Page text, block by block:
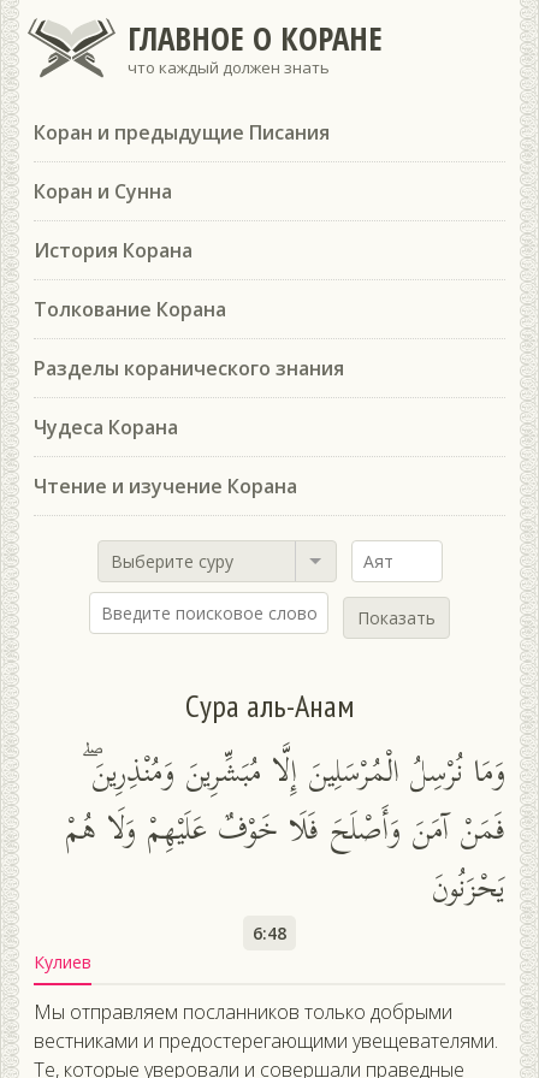
ГЛАВНОЕ О КОРАНЕ
что каждый должен знать
Коран и предыдущие Писания
Коран и Сунна
История Корана
Толкование Корана
Разделы коранического знания
Чудеса Корана
Чтение и изучение Корана
Выберите суру
Показать
Сура аль-Анам
وَمَا نُرْسِلُ الْمُرْسَلِينَ إِلَّا مُبَشِّرِينَ وَمُنْذِرِينَ ۖ
فَمَنْ آمَنَ وَأَصْلَحَ فَلَا خَوْفٌ عَلَيْهِمْ وَلَا هُمْ
يَحْزَنُونَ
6:48
Кулиев
Мы отправляем посланников только добрыми
вестниками и предостерегающими увещевателями.
Те, которые уверовали и совершали праведные